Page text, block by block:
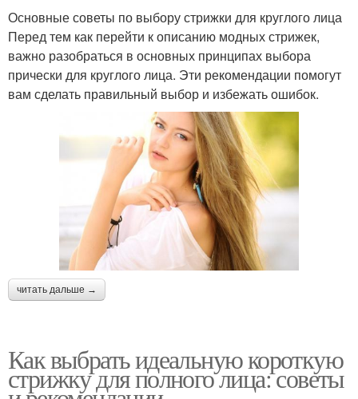
Основные советы по выбору стрижки для круглого лица
Перед тем как перейти к описанию модных стрижек,
важно разобраться в основных принципах выбора
прически для круглого лица. Эти рекомендации помогут
вам сделать правильный выбор и избежать ошибок.
читать дальше →
Как выбрать идеальную короткую
стрижку для полного лица: советы